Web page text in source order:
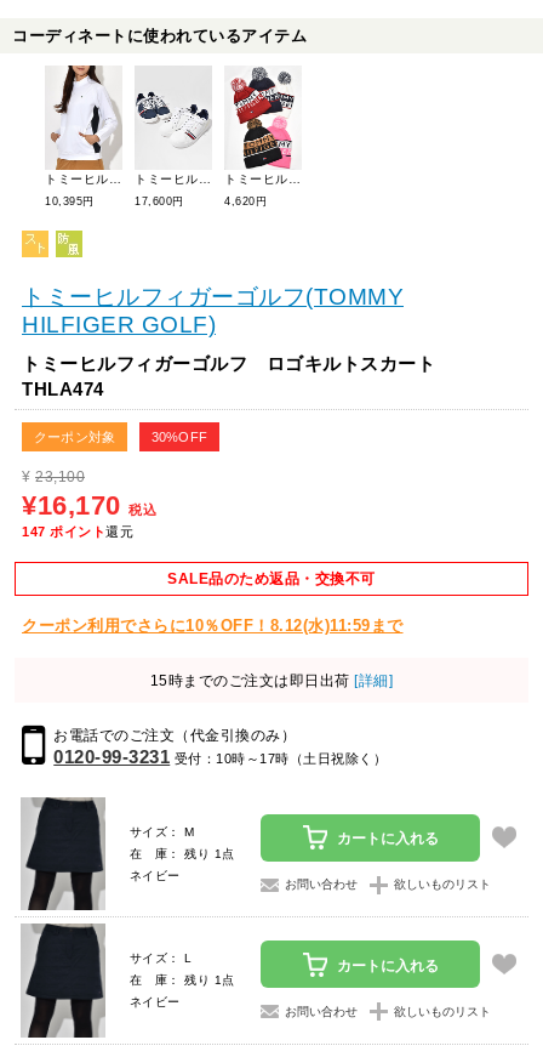
コーディネートに使われているアイテム
10,395円 17,600円 4,620円
トミーヒルフィガーゴルフ(TOMMY
HILFIGER GOLF)
トミーヒルフィガーゴルフ ロゴキルトスカート
THLA474
クーポン対象 30%OFF
¥ 23,100
¥16,170 税込
147 ポイント還元
SALE品のため返品・交換不可
クーポン利用でさらに10％OFF！8.12(水)11:59まで
15時までのご注文は即日出荷 [詳細]
お電話でのご注文（代金引換のみ）
0120-99-3231 受付：10時～17時（土日祝除く）
サイズ： M
在 庫： 残り 1点
ネイビー
カートに入れる
お問い合わせ 欲しいものリスト
サイズ： L
在 庫： 残り 1点
ネイビー
カートに入れる
お問い合わせ 欲しいものリスト